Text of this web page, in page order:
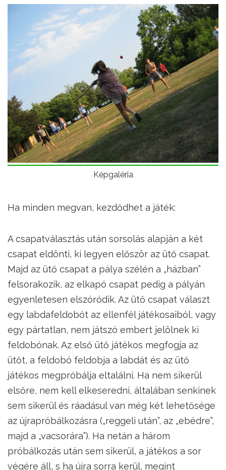
Képgaléria
Ha minden megvan, kezdődhet a játék:
A csapatválasztás után sorsolás alapján a két
csapat eldönti, ki legyen először az ütő csapat.
Majd az ütő csapat a pálya szélén a „házban”
felsorakozik, az elkapó csapat pedig a pályán
egyenletesen elszóródik. Az ütő csapat választ
egy labdafeldobót az ellenfél játékosaiból, vagy
egy pártatlan, nem játszó embert jelölnek ki
feldobónak. Az első ütő játékos megfogja az
ütőt, a feldobó feldobja a labdát és az ütő
játékos megpróbálja eltalálni. Ha nem sikerül
elsőre, nem kell elkeseredni, általában senkinek
sem sikerül és ráadásul van még két lehetősége
az újrapróbálkozásra („reggeli után”, az „ebédre”,
majd a „vacsorára”). Ha netán a három
próbálkozás után sem sikerül, a játékos a sor
végére áll, s ha újra sorra kerül, megint